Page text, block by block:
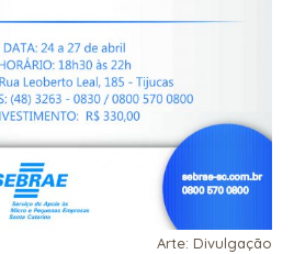
Arte: Divulgação